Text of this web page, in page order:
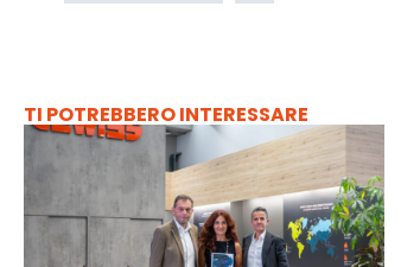
TI POTREBBERO INTERESSARE